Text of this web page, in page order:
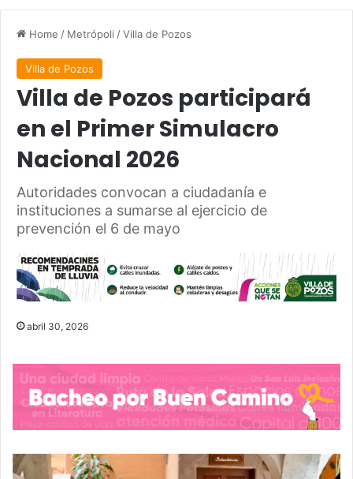
Home / Metrópoli /Villa de Pozos
Villa de Pozos
Villa de Pozos participará
en el Primer Simulacro
Nacional 2026
Autoridades convocan a ciudadanía e
instituciones a sumarse al ejercicio de
prevención el 6 de mayo
abril 30, 2026